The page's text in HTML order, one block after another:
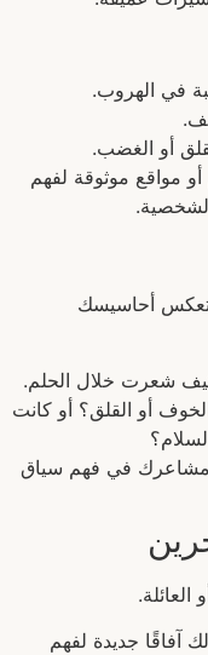
في الهروب.
أو الغضب.
مواقع موثوقة لفهم
تعكس أحاسيسك
شعرت خلال الحلم.
أو القلق؟ أو كانت
في فهم سياق
آفاقًا جديدة لفهم